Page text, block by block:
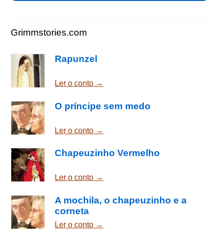
Grimmstories.com
Rapunzel
Ler o conto →
O príncipe sem medo
Ler o conto →
Chapeuzinho Vermelho
Ler o conto →
A mochila, o chapeuzinho e a
corneta
Ler o conto →